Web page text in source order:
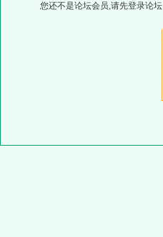
您还不是论坛会员,请先登录论坛